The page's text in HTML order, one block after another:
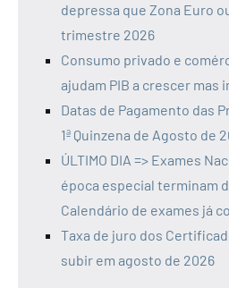
depressa que Zona Euro
trimestre 2026
Consumo privado e
ajudam PIB a crescer mas
Datas de Pagamento das
1ª Quinzena de Agosto de
ÚLTIMO DIA => Exames
época especial terminam
Calendário de exames já
Taxa de juro dos
subir em agosto de 2026